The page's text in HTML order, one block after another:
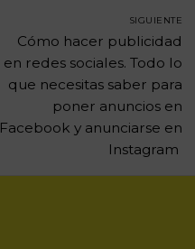
SIGUIENTE
Cómo hacer publicidad
en redes sociales. Todo lo
que necesitas saber para
poner anuncios en
Facebook y anunciarse en
Instagram